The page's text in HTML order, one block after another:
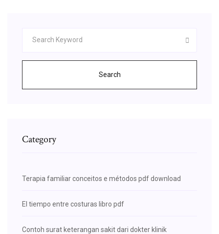
Search
Category
Terapia familiar conceitos e métodos pdf download
El tiempo entre costuras libro pdf
Contoh surat keterangan sakit dari dokter klinik